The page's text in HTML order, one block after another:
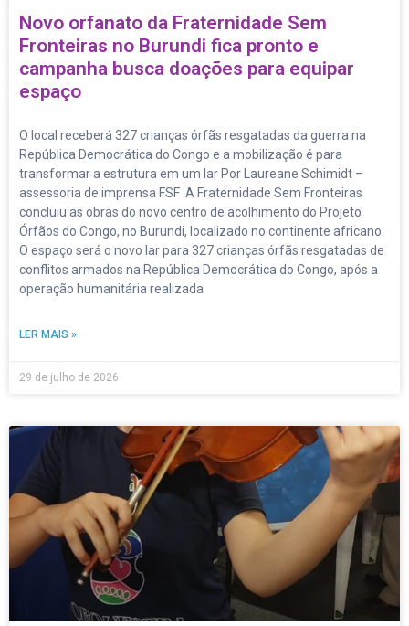
Novo orfanato da Fraternidade Sem
Fronteiras no Burundi fica pronto e
campanha busca doações para equipar
espaço
O local receberá 327 crianças órfãs resgatadas da guerra na
República Democrática do Congo e a mobilização é para
transformar a estrutura em um lar Por Laureane Schimidt –
assessoria de imprensa FSF A Fraternidade Sem Fronteiras
concluiu as obras do novo centro de acolhimento do Projeto
Órfãos do Congo, no Burundi, localizado no continente africano.
O espaço será o novo lar para 327 crianças órfãs resgatadas de
conflitos armados na República Democrática do Congo, após a
operação humanitária realizada
LER MAIS »
29 de julho de 2026